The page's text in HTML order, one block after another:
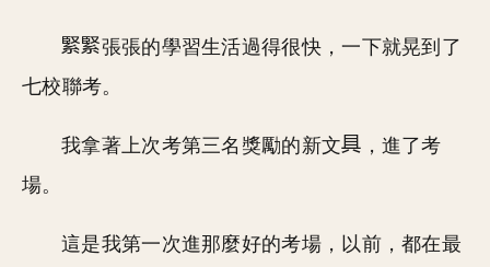
張張的學習生活過得很快，一下就晃到了
七校聯考。
我拿著上次考第三名獎勵的新文
，進了考
場。
這是我第一次進那麼好的考場，以前，都在最